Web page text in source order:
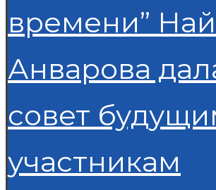
времени”
Анварова
совет
участникам